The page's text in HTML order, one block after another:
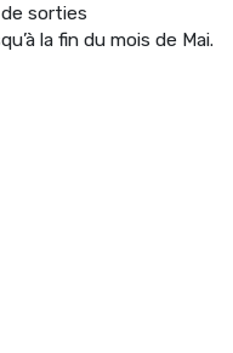
sorties
la fin du mois de Mai.